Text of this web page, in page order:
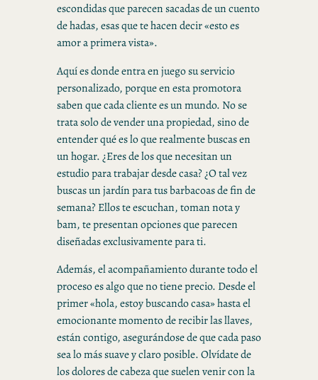
escondidas que parecen sacadas de un cuento
de hadas, esas que te hacen decir «esto es
amor a primera vista».
Aquí es donde entra en juego su servicio
personalizado, porque en esta promotora
saben que cada cliente es un mundo. No se
trata solo de vender una propiedad, sino de
entender qué es lo que realmente buscas en
un hogar. ¿Eres de los que necesitan un
estudio para trabajar desde casa? ¿O tal vez
buscas un jardín para tus barbacoas de fin de
semana? Ellos te escuchan, toman nota y
bam, te presentan opciones que parecen
diseñadas exclusivamente para ti.
Además, el acompañamiento durante todo el
proceso es algo que no tiene precio. Desde el
primer «hola, estoy buscando casa» hasta el
emocionante momento de recibir las llaves,
están contigo, asegurándose de que cada paso
sea lo más suave y claro posible. Olvídate de
los dolores de cabeza que suelen venir con la